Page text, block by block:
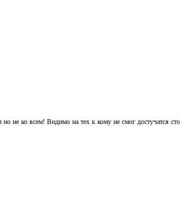
ко всем! Видимо на тех к кому не смог достучатся